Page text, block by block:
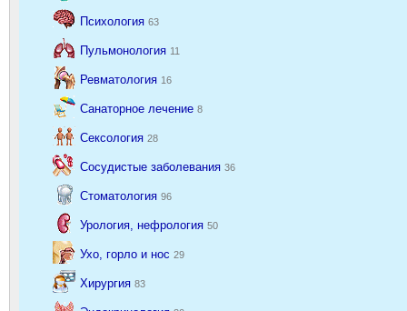
Психология 63
Пульмонология 11
Ревматология 16
Санаторное лечение 8
Сексология 28
Сосудистые заболевания 36
Стоматология 96
Урология, нефрология 50
Ухо, горло и нос 29
Хирургия 83